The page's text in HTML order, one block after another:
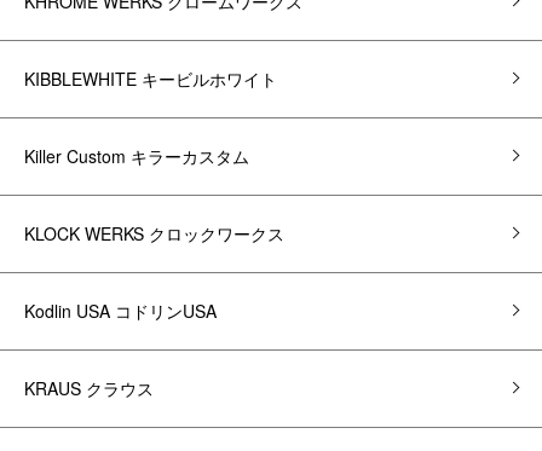
KIBBLEWHITE キービルホワイト
Killer Custom キラーカスタム
KLOCK WERKS クロックワークス
Kodlin USA コドリンUSA
KRAUS クラウス